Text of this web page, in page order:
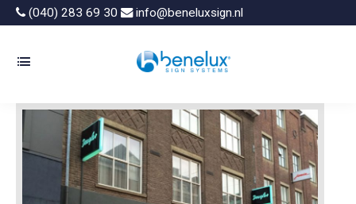
(040) 283 69 30 info@beneluxsign.nl